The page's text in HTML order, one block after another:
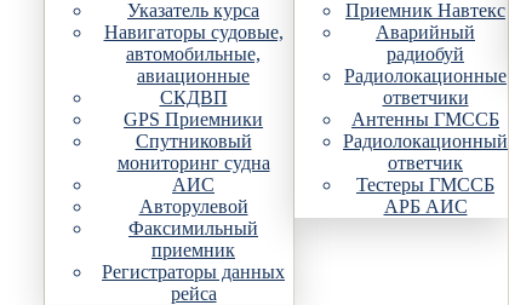
Указатель курса
Навигаторы судовые,
автомобильные,
авиационные
СКДВП
GPS Приемники
Спутниковый
мониторинг судна
АИС
Авторулевой
Факсимильный
приемник
Регистраторы данных
рейса
Приемник Навтекс
Аварийный
радиобуй
Радиолокационные
ответчики
Антенны ГМССБ
Радиолокационный
ответчик
Тестеры ГМССБ
АРБ АИС